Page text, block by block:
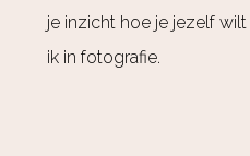
je inzicht hoe je jezelf
ik in fotografie.